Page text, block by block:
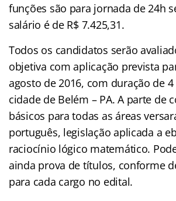
funções são para jornada de 24h
salário é de R$ 7.425,31.
Todos os candidatos serão
objetiva com aplicação prevista
agosto de 2016, com duração de
cidade de Belém – PA. A parte de
básicos para todas as áreas
português, legislação aplicada a
raciocínio lógico matemático.
ainda prova de títulos, conforme
para cada cargo no edital.